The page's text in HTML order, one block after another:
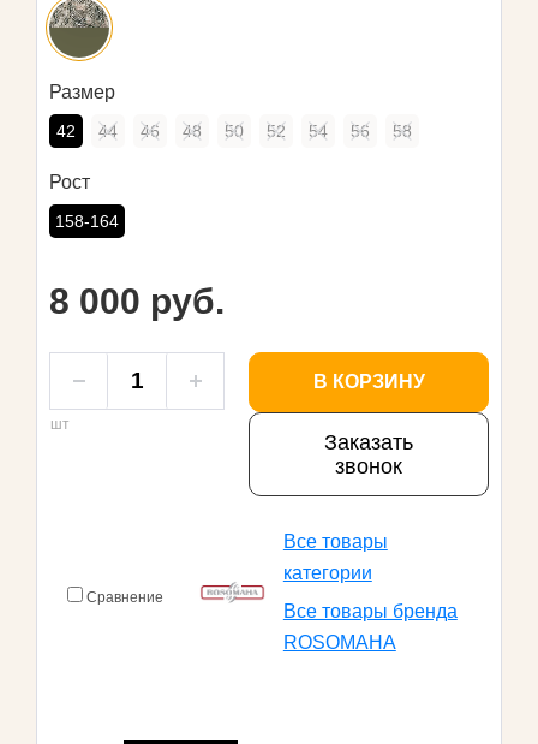
Размер
42 44 46 48 50 52 54 56 58
Рост
158-164
8 000 руб.
шт
В КОРЗИНУ
Заказать
звонок
Сравнение
Все товары
категории
Все товары бренда
ROSOMAHA